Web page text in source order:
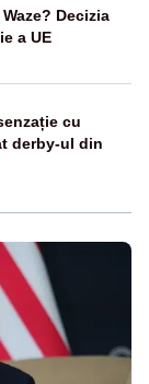
Decizia
a UE
cu
derby-ul din